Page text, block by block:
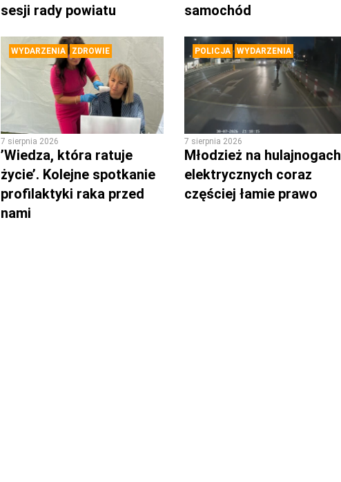
sesji rady powiatu
samochód
WYDARZENIA ZDROWIE
7 sierpnia 2026
’Wiedza, która ratuje
życie’. Kolejne spotkanie
profilaktyki raka przed
nami
POLICJA WYDARZENIA
7 sierpnia 2026
Młodzież na hulajnogach
elektrycznych coraz
częściej łamie prawo